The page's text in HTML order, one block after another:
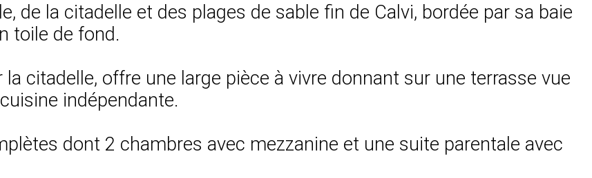
de la citadelle et des plages de sable fin de Calvi, bordée par sa baie
toile de fond.
la citadelle, offre une large pièce à vivre donnant sur une terrasse vue
indépendante.
dont 2 chambres avec mezzanine et une suite parentale avec